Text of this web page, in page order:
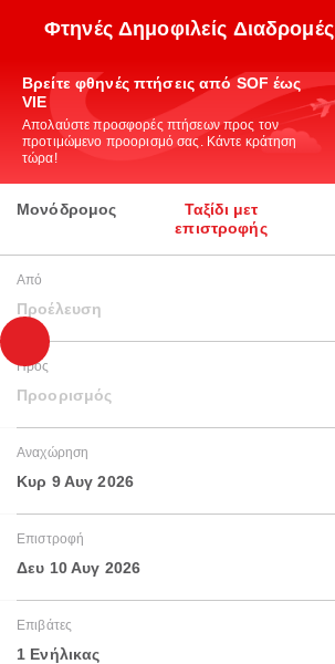
Φτηνές Δημοφιλείς Διαδρομές
Βρείτε φθηνές πτήσεις από SOF έως
VIE
Απολαύστε προσφορές πτήσεων προς τον
προτιμώμενο προορισμό σας. Κάντε κράτηση
τώρα!
Μονόδρομος
Ταξίδι μετ
επιστροφής
Από
Προέλευση
Προς
Προορισμός
Αναχώρηση
Κυρ 9 Αυγ 2026
Επιστροφή
Δευ 10 Αυγ 2026
Επιβάτες
1 Ενήλικας